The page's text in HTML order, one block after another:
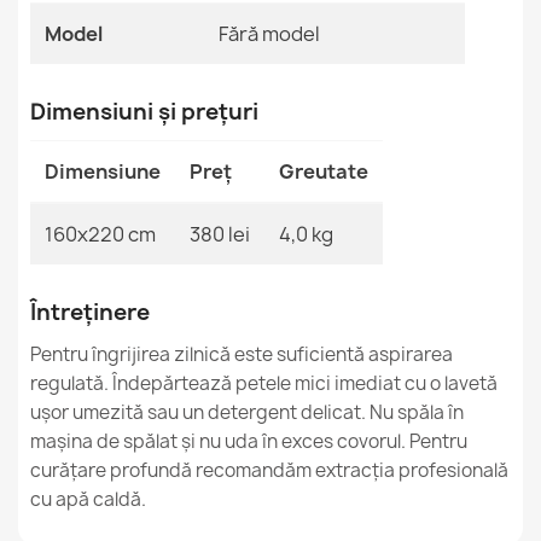
GRAD
490,90 lej
Covor TIMO rotund SZNURKOWY SIZAL outdoor cadru
negru - 2 CALITATE
490,90 lej
MPN Kabis_19962
Model Fără model
Dimensiuni și prețuri
Dimensiune Preț Greutate
160x220 cm 380 lei 4,0 kg
Întreținere
Pentru îngrijirea zilnică este suficientă aspirarea
regulată. Îndepărtează petele mici imediat cu o lavetă
ușor umezită sau un detergent delicat. Nu spăla în
mașina de spălat și nu uda în exces covorul. Pentru
curățare profundă recomandăm extracția profesională
cu apă caldă.